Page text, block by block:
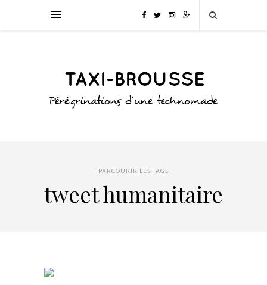
PARCOURIR LES TAGS
tweet humanitaire